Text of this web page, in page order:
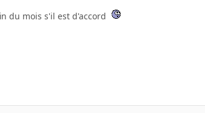
du mois s'il est d'accord